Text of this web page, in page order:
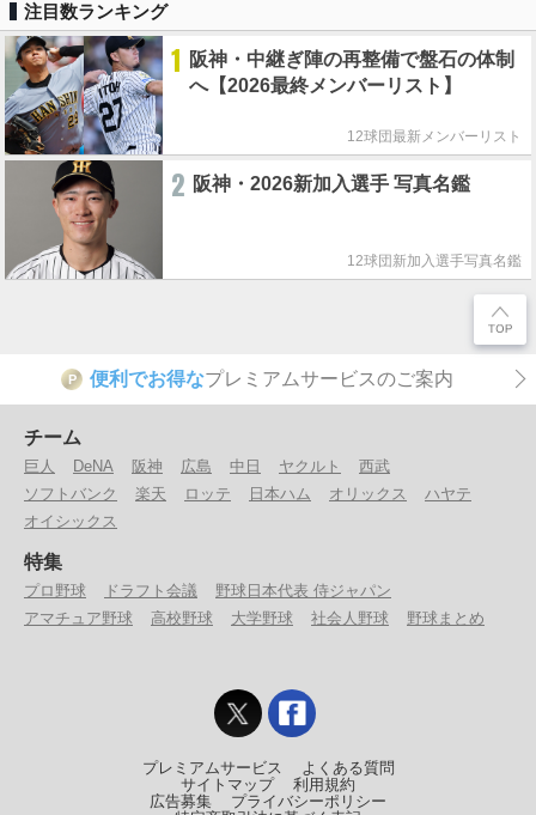
注目数ランキング
1 阪神・中継ぎ陣の再整備で盤石の体制
へ【2026最終メンバーリスト】
12球団最新メンバーリスト
2 阪神・2026新加入選手 写真名鑑
12球団新加入選手写真名鑑
P 便利でお得なプレミアムサービスのご案内
チーム
巨人 DeNA 阪神 広島 中日 ヤクルト
西武
ソフトバンク
楽天 ロッテ 日本ハム オリックス
ハヤテ
オイシックス
特集
プロ野球 ドラフト会議
野球日本代表 侍ジャパン
アマチュア野球
高校野球 大学野球 社会人野球 野球まとめ
プレミアムサービス
よくある質問
サイトマップ
利用規約
広告募集
プライバシーポリシー